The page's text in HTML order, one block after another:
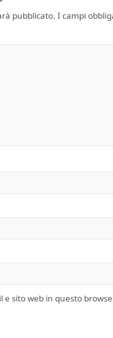
pubblicato. I campi
e sito web in questo